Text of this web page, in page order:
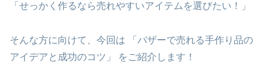
「せっかく作るなら売れやすいアイテムを選びたい！」
そんな方に向けて、今回は 「バザーで売れる手作り品の
アイデアと成功のコツ」 をご紹介します！